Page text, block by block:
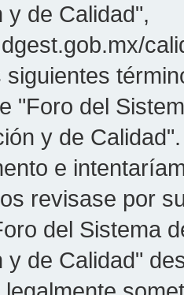
y de Calidad",
siguientes
"Foro del
y de
e
revisase por
del Sistema
y de Calidad"